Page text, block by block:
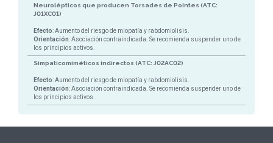
Neurolépticos que producen Torsades de Pointes (ATC:
J01XC01)
Efecto: Aumento del riesgo de miopatía y rabdomiolisis.
Orientación: Asociación contraindicada. Se recomienda suspender uno de
los principios activos.
Simpaticomiméticos indirectos (ATC: J02AC02)
Efecto: Aumento del riesgo de miopatía y rabdomiolisis.
Orientación: Asociación contraindicada. Se recomienda suspender uno de
los principios activos.